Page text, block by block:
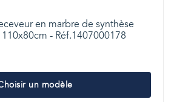
en marbre de synthèse
- Réf.1407000178
un modèle